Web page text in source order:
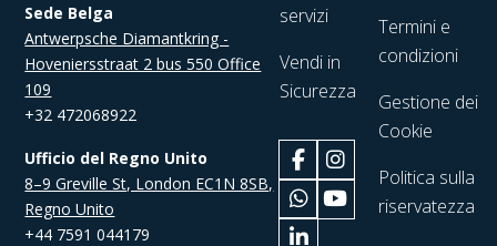
Sede Belga
Antwerpsche Diamantkring -
Hoveniersstraat 2 bus 550 Office
109
+32 472068922
Ufficio del Regno Unito
8–9 Greville St, London EC1N 8SB,
Regno Unito
+44 7591 044179
servizi
Vendi in
Sicurezza
Termini e
condizioni
Gestione dei
Cookie
Politica sulla
riservatezza